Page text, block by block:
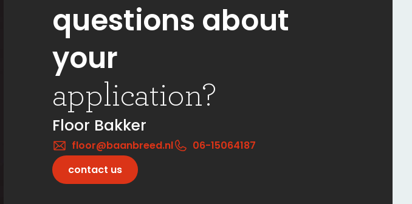
questions about
your
application?
Floor Bakker
floor@baanbreed.nl
06-15064187
contact us